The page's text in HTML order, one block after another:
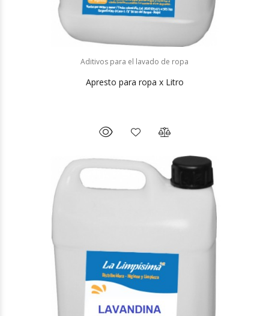
Aditivos para el lavado de ropa
Apresto para ropa x Litro